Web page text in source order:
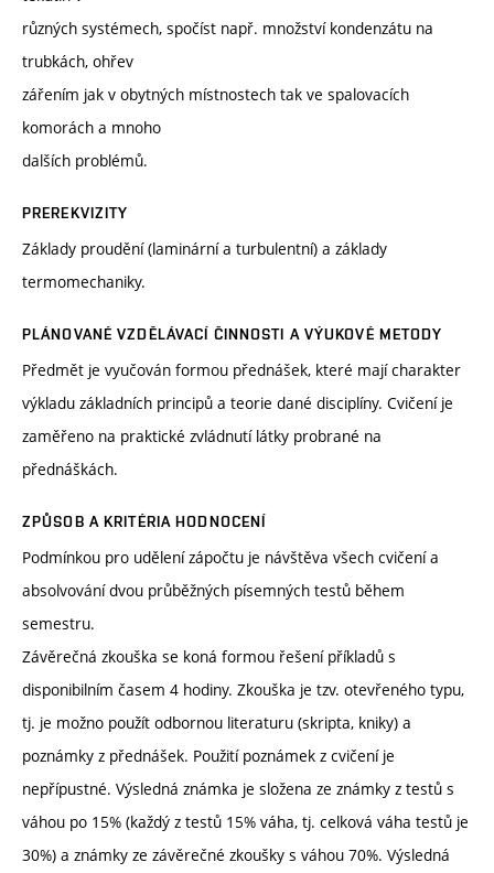
různých systémech, spočíst např. množství kondenzátu na
trubkách, ohřev
zářením jak v obytných místnostech tak ve spalovacích
komorách a mnoho
dalších problémů.
PREREKVIZITY
Základy proudění (laminární a turbulentní) a základy
termomechaniky.
PLÁNOVANÉ VZDĚLÁVACÍ ČINNOSTI A VÝUKOVÉ METODY
Předmět je vyučován formou přednášek, které mají charakter
výkladu základních principů a teorie dané disciplíny. Cvičení je
zaměřeno na praktické zvládnutí látky probrané na
přednáškách.
ZPŮSOB A KRITÉRIA HODNOCENÍ
Podmínkou pro udělení zápočtu je návštěva všech cvičení a
absolvování dvou průběžných písemných testů během
semestru.
Závěrečná zkouška se koná formou řešení příkladů s
disponibilním časem 4 hodiny. Zkouška je tzv. otevřeného typu,
tj. je možno použít odbornou literaturu (skripta, kniky) a
poznámky z přednášek. Použití poznámek z cvičení je
nepřípustné. Výsledná známka je složena ze známky z testů s
váhou po 15% (každý z testů 15% váha, tj. celková váha testů je
30%) a známky ze závěrečné zkoušky s váhou 70%. Výsledná